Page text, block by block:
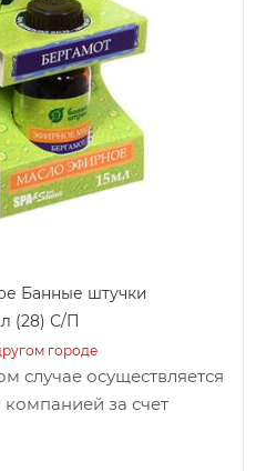
Банные штучки
(28) С/П
городе
случае осуществляется
за счет